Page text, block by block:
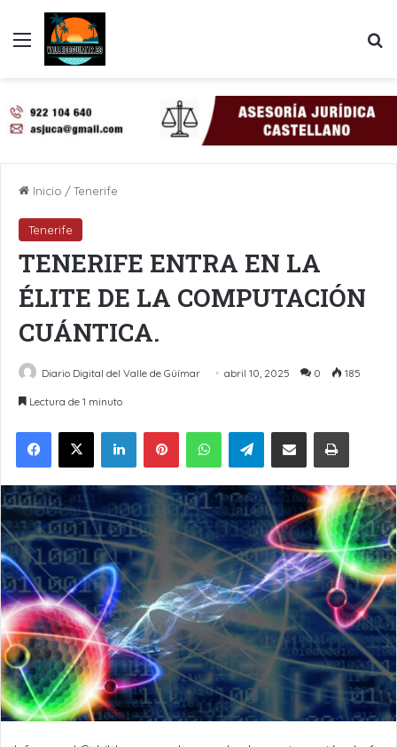
Menú
Inicio /Tenerife
Tenerife
TENERIFE ENTRA EN LA
ÉLITE DE LA COMPUTACIÓN
CUÁNTICA.
Diario Digital del Valle de Güímar abril 10, 2025 0 185
Lectura de 1 minuto
LinkedInPinterestWhatsAppTelegramCompartir por Email Imprimir